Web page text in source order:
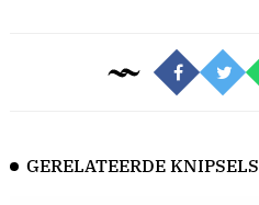
GERELATEERDE KNIPSELS